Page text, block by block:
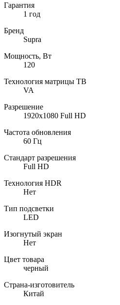
Гарантия
1 год
Бренд
Supra
Мощность, Вт
120
Технология матрицы ТВ
VA
Разрешение
1920x1080 Full HD
Частота обновления
60 Гц
Стандарт разрешения
Full HD
Технология HDR
Нет
Тип подсветки
LED
Изогнутый экран
Нет
Цвет товара
черный
Страна-изготовитель
Китай